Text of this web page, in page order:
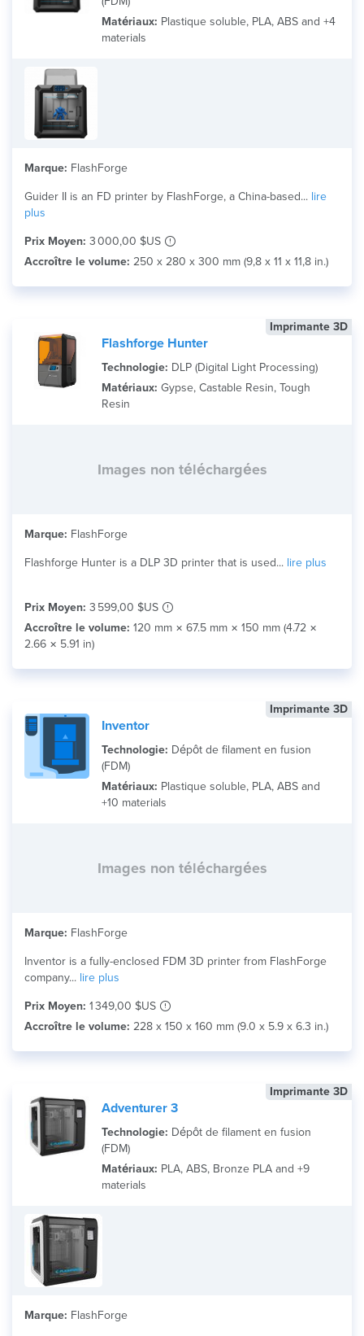
Matériaux: Plastique soluble, PLA, ABS and +4
materials
Marque: FlashForge
Guider II is an FD printer by FlashForge, a China-based... lire
plus
Prix Moyen: 3 000,00 $US
Accroître le volume: 250 x 280 x 300 mm (9,8 x 11 x 11,8 in.)
Imprimante 3D
Flashforge Hunter
Technologie: DLP (Digital Light Processing)
Matériaux: Gypse, Castable Resin, Tough
Resin
Images non téléchargées
Marque: FlashForge
Flashforge Hunter is a DLP 3D printer that is used... lire plus
Prix Moyen: 3 599,00 $US
Accroître le volume: 120 mm × 67.5 mm × 150 mm (4.72 ×
2.66 × 5.91 in)
Imprimante 3D
Inventor
Technologie: Dépôt de filament en fusion
(FDM)
Matériaux: Plastique soluble, PLA, ABS and
+10 materials
Images non téléchargées
Marque: FlashForge
Inventor is a fully-enclosed FDM 3D printer from FlashForge
company... lire plus
Prix Moyen: 1 349,00 $US
Accroître le volume: 228 x 150 x 160 mm (9.0 x 5.9 x 6.3 in.)
Imprimante 3D
Adventurer 3
Technologie: Dépôt de filament en fusion
(FDM)
Matériaux: PLA, ABS, Bronze PLA and +9
materials
Marque: FlashForge